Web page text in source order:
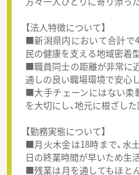
【法人特徴について】
■新潟県内において合計で
民の健康を支える地域密着
■職員同士の距離が非常に
通しの良い職場環境で安心
■大手チェーンにはない柔
を大切にし、地元に根ざし
【勤務実態について】
■月火木金は18時まで、水
日の終業時間が早いため生
■残業は月を通してもほと